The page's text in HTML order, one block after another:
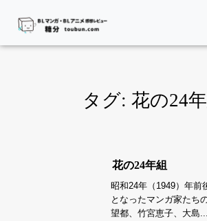
タグ: 花の24
花の24年組
昭和24年（1949）年前
となったマンガ家たち
望都、竹宮恵子、大島...